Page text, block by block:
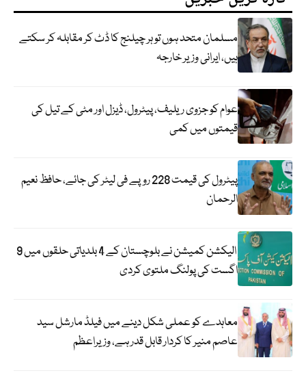
مسلمان متحد ہوں تو ہر چیلنج کا ڈٹ کر مقابلہ کر سکتے
ہیں، ایرانی وزیر خارجہ
عوام کو جزوی ریلیف، پیٹرول، ڈیزل اور مٹی کے تیل کی
قیمتوں میں کمی
پیٹرول کی قیمت 228 روپے فی لیٹر کی جائے، حافظ نعیم
الرحمان
الیکشن کمیشن نے بلوچستان کے 4 بلدیاتی حلقوں میں 9
اگست کی پولنگ ملتوی کردی
معاہدے کو عملی شکل دینے میں فیلڈ مارشل سید
عاصم منیر کا کردار قابل قدر ہے، وزیراعظم